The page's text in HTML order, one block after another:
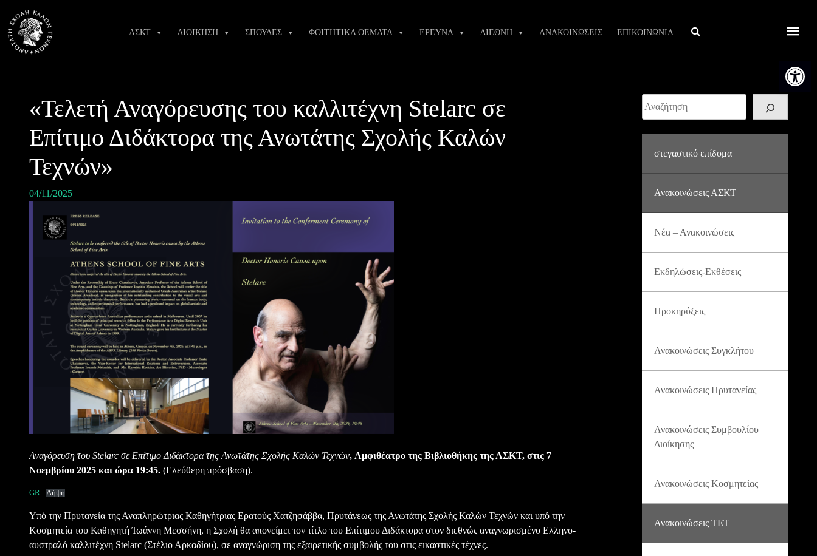
Ανοίξτε
content
ΑΣΚΤ ΔΙΟΙΚΗΣΗ ΣΠΟΥΔΕΣ ΦΟΙΤΗΤΙΚΑ ΘΕΜΑΤΑ ΕΡΕΥΝΑ ΔΙΕΘΝΗ ΑΝΑΚΟΙΝΩΣΕΙΣ ΕΠΙΚΟΙΝΩΝΙΑ Αναζήτηση
«Τελετή Αναγόρευσης του καλλιτέχνη Stelarc σε
Επίτιμο Διδάκτορα της Ανωτάτης Σχολής Καλών
Τεχνών»
04/11/2025
Αναγόρευση του Stelarc σε Επίτιμο Διδάκτορα της Ανωτάτης Σχολής Καλών Τεχνών, Aμφιθέατρο της Βιβλιοθήκης της ΑΣΚΤ, στις 7
Νοεμβρίου 2025 και ώρα 19:45. (Eλεύθερη πρόσβαση).
GR Λήψη
Υπό την Πρυτανεία της Αναπληρώτριας Καθηγήτριας Ερατούς Χατζησάββα, Πρυτάνεως της Ανωτάτης Σχολής Καλών Τεχνών και υπό την
Κοσμητεία του Καθηγητή Ίωάννη Μεσσήνη, η Σχολή θα απονείμει τον τίτλο του Επίτιμου Διδάκτορα στον διεθνώς αναγνωρισμένο Ελληνο-
αυστραλό καλλιτέχνη Stelarc (Στέλιο Αρκαδίου), σε αναγνώριση της εξαιρετικής συμβολής του στις εικαστικές τέχνες.
Αναζήτηση
στεγαστικό επίδομα
Ανακοινώσεις ΑΣΚΤ
Νέα – Ανακοινώσεις
Εκδηλώσεις-Εκθέσεις
Προκηρύξεις
Ανακοινώσεις Συγκλήτου
Ανακοινώσεις Πρυτανείας
Ανακοινώσεις Συμβουλίου
Διοίκησης
Ανακοινώσεις Κοσμητείας
Ανακοινώσεις ΤΕΤ